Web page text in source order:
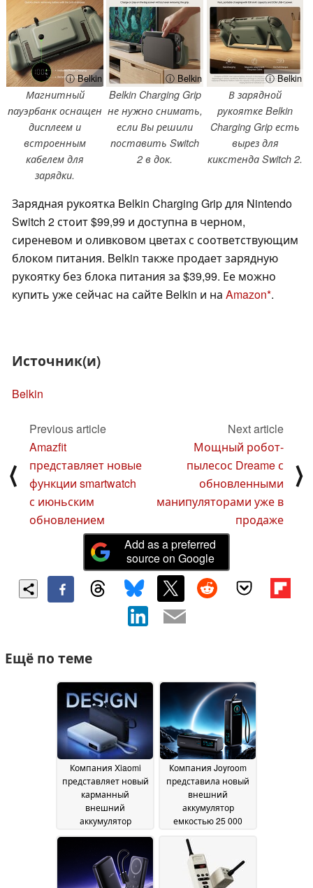
ⓘ Belkin
Магнитный
пауэрбанк оснащен
дисплеем и
встроенным
кабелем для
зарядки.
ⓘ Belkin
Belkin Charging Grip
не нужно снимать,
если Вы решили
поставить Switch
2 в док.
ⓘ Belkin
В зарядной
рукоятке Belkin
Charging Grip есть
вырез для
кикстенда Switch 2.
Зарядная рукоятка Belkin Charging Grip для Nintendo
Switch 2 стоит $99,99 и доступна в черном,
сиреневом и оливковом цветах с соответствующим
блоком питания. Belkin также продает зарядную
рукоятку без блока питания за $39,99. Ее можно
купить уже сейчас на сайте Belkin и на Amazon .
Источник(и)
Belkin
⟨
Previous article
Amazfit
представляет новые
функции smartwatch
с июньским
обновлением
Next article
Мощный робот-
пылесос Dreame с
обновленными
манипуляторами уже в
продаже
⟩
Add as a preferred
source on Google
Ещё по теме
Компания Xiaomi
представляет новый
карманный
внешний
аккумулятор
мА·ч со встроенным
кабелем и дисплеем
23 July 2026
Компания Joyroom
представила новый
внешний
аккумулятор
емкостью 25 000
дисплеями и двумя
встроенными
кабелями16 July 2026